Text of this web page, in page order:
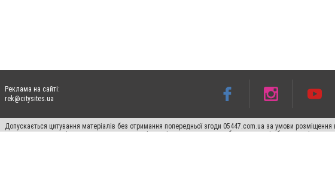
Реклама на сайті:
rek@citysites.ua
Допускається цитування матеріалів без отримання попередньої згоди 05447.com.ua за умови
пошукових систем гіперпосилання на цитовані статті не нижче другого абзацу в тексті або в якості